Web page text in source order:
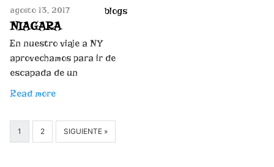
agosto 13, 2017 blogs
NIAGARA
En nuestro viaje a NY
aprovechamos para ir de
escapada de un
Read more
1 2 SIGUIENTE »